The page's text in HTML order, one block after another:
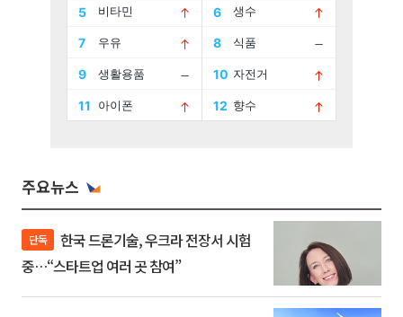
주요뉴스
단독
중…“스타트업 여러 곳 참여”